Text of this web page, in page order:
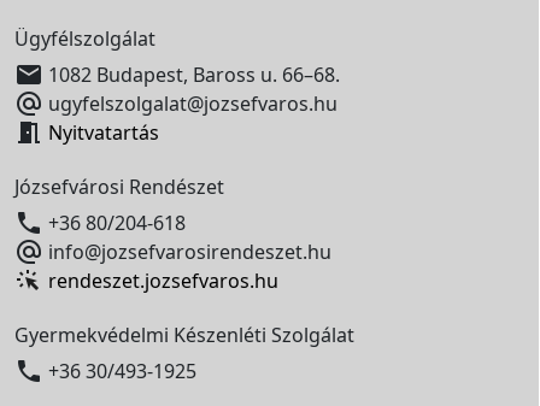
Ügyfélszolgálat
 1082 Budapest, Baross u. 66–68.
 ugyfelszolgalat@jozsefvaros.hu
 Nyitvatartás
Józsefvárosi Rendészet
 +36 80/204-618
 info@jozsefvarosirendeszet.hu
rendeszet.jozsefvaros.hu
Gyermekvédelmi Készenléti Szolgálat
 +36 30/493-1925